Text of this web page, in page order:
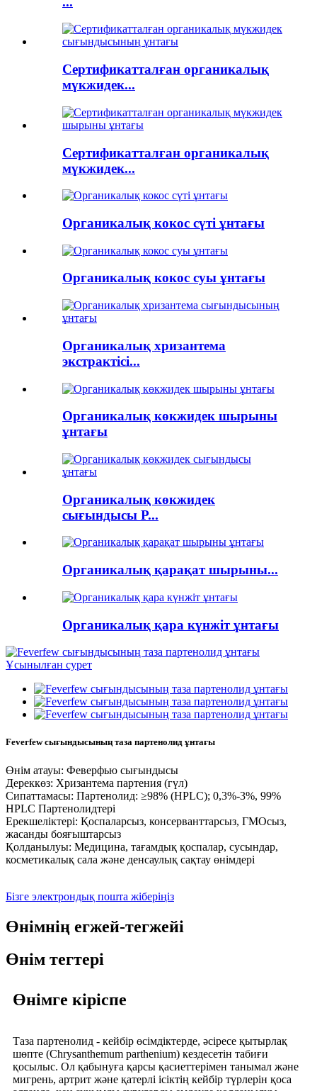
Сертификатталған органикалық
мүкжидек...
Сертификатталған органикалық
мүкжидек...
Органикалық кокос сүті ұнтағы
Органикалық кокос суы ұнтағы
Органикалық хризантема
экстрактісі...
Органикалық көкжидек шырыны
ұнтағы
Органикалық көкжидек
сығындысы P...
Органикалық қарақат шырыны...
Органикалық қара күнжіт ұнтағы
Feverfew сығындысының таза партенолид ұнтағы
Өнім атауы: Феверфью сығындысы
Дереккөз: Хризантема партения (гүл)
Сипаттамасы: Партенолид: ≥98% (HPLC); 0,3%-3%, 99%
HPLC Партенолидтері
Ерекшеліктері: Қоспаларсыз, консерванттарсыз, ГМОсыз,
жасанды бояғыштарсыз
Қолданылуы: Медицина, тағамдық қоспалар, сусындар,
косметикалық сала және денсаулық сақтау өнімдері
Бізге электрондық пошта жіберіңіз
Өнімнің егжей-тегжейі
Өнім тегтері
Өнімге кіріспе
Таза партенолид - кейбір өсімдіктерде, әсіресе қытырлақ
шөпте (Chrysanthemum parthenium) кездесетін табиғи
қосылыс. Ол қабынуға қарсы қасиеттерімен танымал және
мигрень, артрит және қатерлі ісіктің кейбір түрлерін қоса